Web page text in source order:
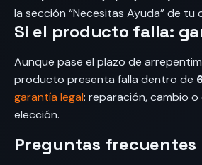
la sección “Necesitas Ayuda” de tu
Si el producto falla:
Aunque pase el plazo de
producto presenta falla dentro de
garantía legal: reparación, cambio
elección.
Preguntas frecuentes